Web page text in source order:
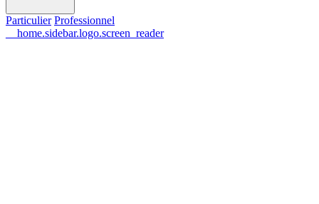
Particulier Professionnel
__home.sidebar.logo.screen_reader